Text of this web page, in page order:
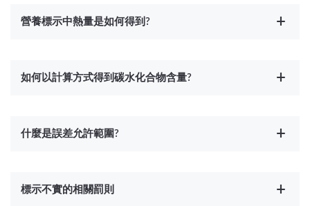
營養標示中熱量是如何得到?
如何以計算方式得到碳水化合物含量?
什麼是誤差允許範圍?
標示不實的相關罰則